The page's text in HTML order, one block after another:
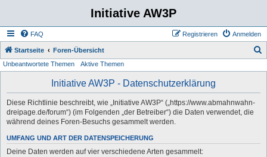
Initiative AW3P
FAQ Anmelden
Registrieren
Startseite Foren-Übersicht
Unbeantwortete Themen Aktive Themen
Initiative AW3P - Datenschutzerklärung
Diese Richtlinie beschreibt, wie „Initiative AW3P“ („https://www.abmahnwahn-
dreipage.de/forum“) (im Folgenden „der Betreiber“) die Daten verwendet, die
während deines Foren-Besuchs gesammelt werden.
UMFANG UND ART DER DATENSPEICHERUNG
Deine Daten werden auf vier verschiedene Arten gesammelt: